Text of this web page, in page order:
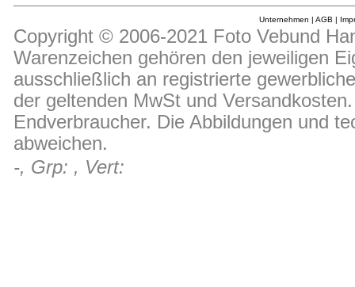
Unternehmen | AGB |
Copyright © 2006-2021 Foto Vebund
Warenzeichen gehören den jeweiligen
ausschließlich an registrierte
der geltenden MwSt und
Endverbraucher. Die Abbildungen und
abweichen.
-, Grp: , Vert: